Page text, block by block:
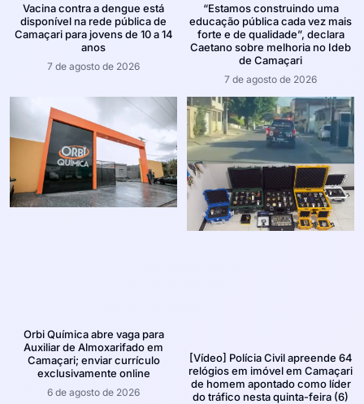
Vacina contra a dengue está
disponível na rede pública de
Camaçari para jovens de 10 a 14
anos
7 de agosto de 2026
“Estamos construindo uma
educação pública cada vez mais
forte e de qualidade”, declara
Caetano sobre melhoria no Ideb
de Camaçari
7 de agosto de 2026
Orbi Química abre vaga para
Auxiliar de Almoxarifado em
Camaçari; enviar currículo
exclusivamente online
6 de agosto de 2026
[Vídeo] Polícia Civil apreende 64
relógios em imóvel em Camaçari
de homem apontado como líder
do tráfico nesta quinta-feira (6)